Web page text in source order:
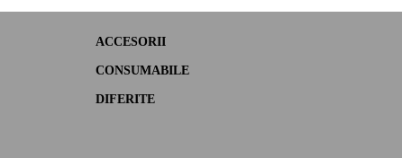
ACCESORII
CONSUMABILE
DIFERITE